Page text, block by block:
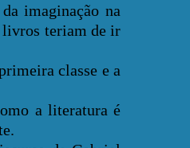
imaginação na
livros teriam de ir
classe e a
a literatura é